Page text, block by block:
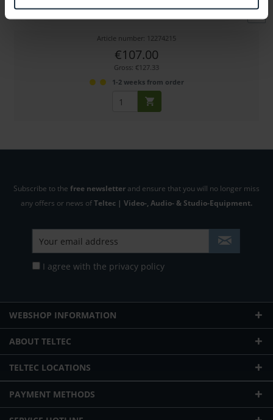
Standard Diffusion S60
Article number: 12274215
€107.00
Gross: €127.33
1-2 weeks from order
Subscribe to the free newsletter and ensure that you will no longer miss
any offers or news ofTeltec | Video-, Audio- & Studio-Equipment.
I agree with the privacy policy
WEBSHOP INFORMATION
ABOUT TELTEC
TELTEC LOCATIONS
PAYMENT METHODS